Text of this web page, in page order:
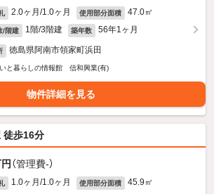
2.0ヶ月/1.0ヶ月 使用部分面積 47.0㎡
/階建 1階/3階建 築年数 56年1ヶ月
徳島県阿南市領家町浜田
と暮らしの情報館 信和興業(有)
物件詳細を見る
徒歩16分
（管理費-）
1.0ヶ月/1.0ヶ月 使用部分面積 45.9㎡